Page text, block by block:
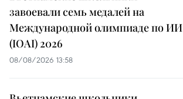
завоевали семь медалей на
Международной олимпиаде по ИИ
(IOAI) 2026
08/08/2026 13:58